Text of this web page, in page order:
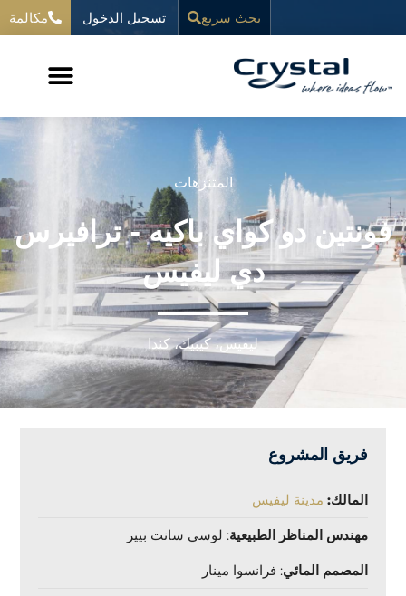
بحث سريع تسجيل الدخول مكالمة
المتنزهات
فونتين دو كواي باكيه - ترافيرس
دي ليفيس
ليفيس، كيبيك، كندا
فريق المشروع
المالك: مدينة ليفيس
مهندس المناظر الطبيعية: لوسي سانت بيير
المصمم المائي: فرانسوا مينار